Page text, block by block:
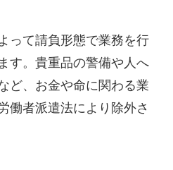
って請負形態で業務を行
す。貴重品の警備や人へ
ど、お金や命に関わる業
働者派遣法により除外さ